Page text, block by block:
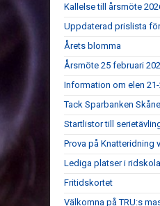
Kallelse till årsmöte
Uppdaterad prislista
Årets blomma
Årsmöte 25 februari
Information om elen
Tack Sparbanken
Startlistor till
Prova på Knatteridning
Lediga platser i
Fritidskortet
Välkomna på TRU:s